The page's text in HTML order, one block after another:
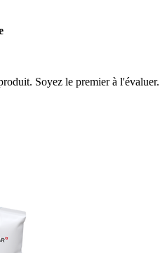
Soyez le premier à l'évaluer.